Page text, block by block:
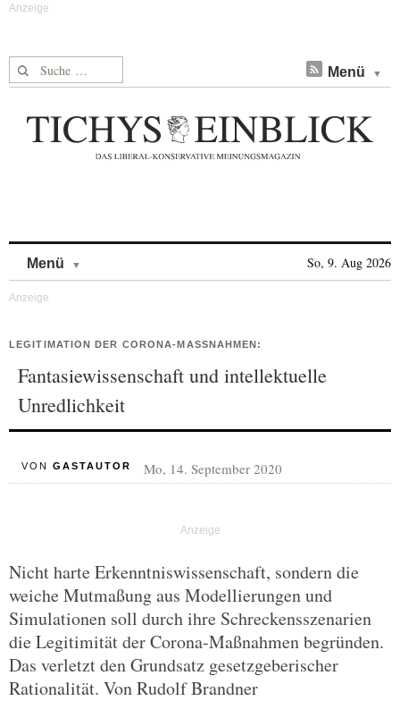
Suche nach: Menü
Menü So, 9. Aug 2026
LEGITIMATION DER CORONA-MASSNAHMEN:
Fantasiewissenschaft und intellektuelle
Unredlichkeit
VON GASTAUTOR Mo, 14. September 2020
Nicht harte Erkenntniswissenschaft, sondern die
weiche Mutmaßung aus Modellierungen und
Simulationen soll durch ihre Schreckensszenarien
die Legitimität der Corona-Maßnahmen begründen.
Das verletzt den Grundsatz gesetzgeberischer
Rationalität. Von Rudolf Brandner